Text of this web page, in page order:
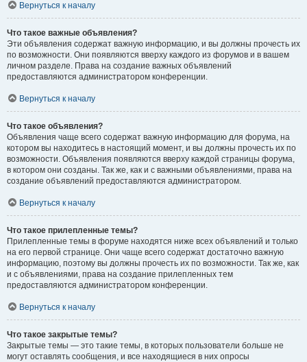
Вернуться к началу
Что такое важные объявления?
Эти объявления содержат важную информацию, и вы должны прочесть их
по возможности. Они появляются вверху каждого из форумов и в вашем
личном разделе. Права на создание важных объявлений
предоставляются администратором конференции.
Вернуться к началу
Что такое объявления?
Объявления чаще всего содержат важную информацию для форума, на
котором вы находитесь в настоящий момент, и вы должны прочесть их по
возможности. Объявления появляются вверху каждой страницы форума,
в котором они созданы. Так же, как и с важными объявлениями, права на
создание объявлений предоставляются администратором.
Вернуться к началу
Что такое прилепленные темы?
Прилепленные темы в форуме находятся ниже всех объявлений и только
на его первой странице. Они чаще всего содержат достаточно важную
информацию, поэтому вы должны прочесть их по возможности. Так же, как
и с объявлениями, права на создание прилепленных тем
предоставляются администратором конференции.
Вернуться к началу
Что такое закрытые темы?
Закрытые темы — это такие темы, в которых пользователи больше не
могут оставлять сообщения, и все находящиеся в них опросы